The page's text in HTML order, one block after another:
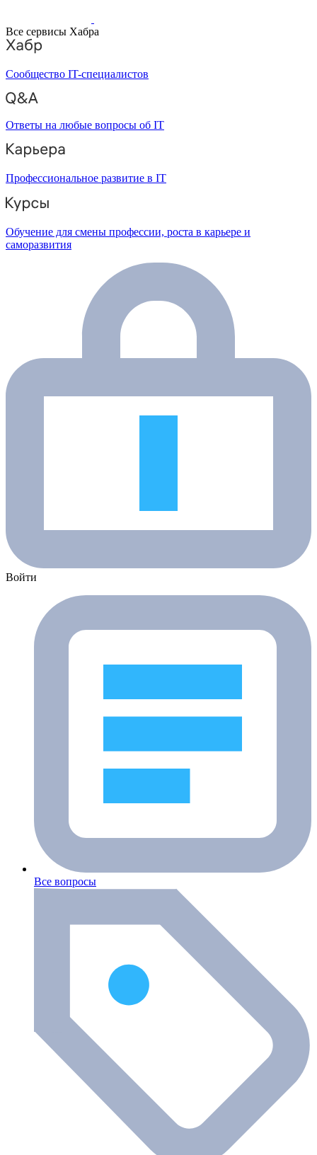
Все сервисы Хабра
Сообщество IT-специалистов
Ответы на любые вопросы об IT
Профессиональное развитие в IT
Обучение для смены профессии, роста в карьере и
саморазвития
Войти
Все вопросы